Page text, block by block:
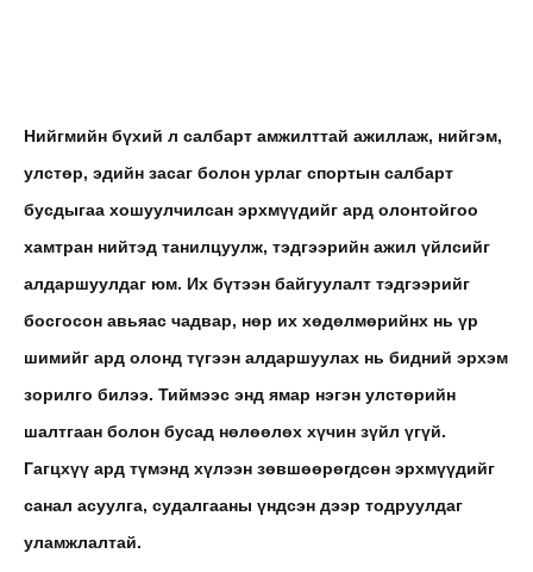
Нийгмийн бүхий л салбарт амжилттай ажиллаж, нийгэм,
улстөр, эдийн засаг болон урлаг спортын салбарт
бусдыгаа хошуулчилсан эрхмүүдийг ард олонтойгоо
хамтран нийтэд танилцуулж, тэдгээрийн ажил үйлсийг
алдаршуулдаг юм. Их бүтээн байгуулалт тэдгээрийг
босгосон авьяас чадвар, нөр их хөдөлмөрийнх нь үр
шимийг ард олонд түгээн алдаршуулах нь бидний эрхэм
зорилго билээ. Тиймээс энд ямар нэгэн улстөрийн
шалтгаан болон бусад нөлөөлөх хүчин зүйл үгүй.
Гагцхүү ард түмэнд хүлээн зөвшөөрөгдсөн эрхмүүдийг
санал асуулга, судалгааны үндсэн дээр тодруулдаг
уламжлалтай.